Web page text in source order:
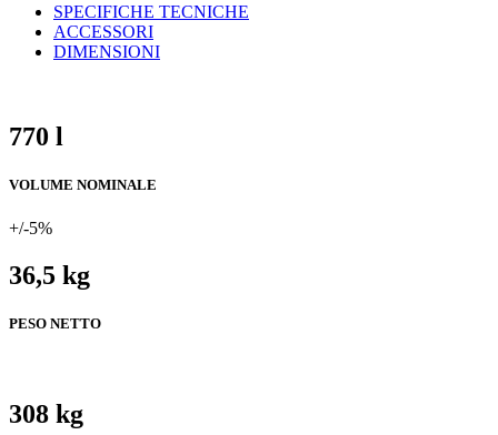
SPECIFICHE TECNICHE
ACCESSORI
DIMENSIONI
770 l
VOLUME NOMINALE
+/-5%
36,5 kg
PESO NETTO
308 kg